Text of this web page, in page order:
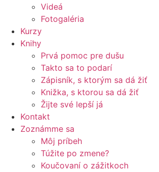
Videá
Fotogaléria
Kurzy
Knihy
Prvá pomoc pre dušu
Takto sa to podarí
Zápisník, s ktorým sa dá žiť
Knižka, s ktorou sa dá žiť
Žijte své lepší já
Kontakt
Zoznámme sa
Môj príbeh
Túžite po zmene?
Koučovaní o zážitkoch